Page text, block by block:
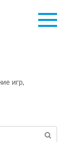
игр,